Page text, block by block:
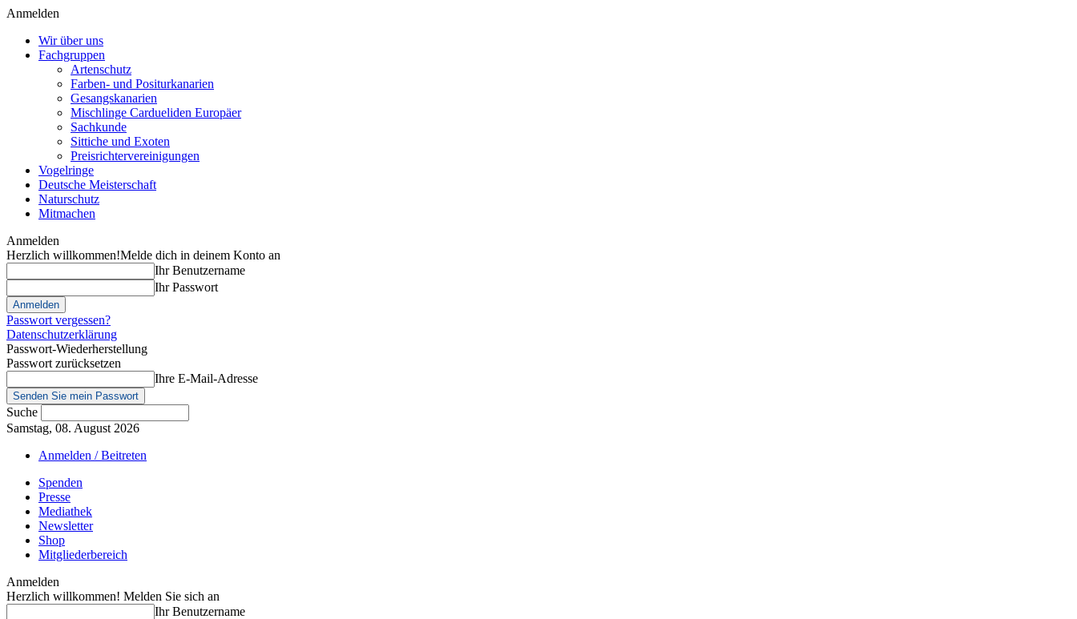
Anmelden
Wir über uns
Fachgruppen
Artenschutz
Farben- und Positurkanarien
Gesangskanarien
Mischlinge Cardueliden Europäer
Sachkunde
Sittiche und Exoten
Preisrichtervereinigungen
Vogelringe
Deutsche Meisterschaft
Naturschutz
Mitmachen
Anmelden
Herzlich willkommen!Melde dich in deinem Konto an
Ihr Benutzername
Ihr Passwort
Passwort vergessen?
Datenschutzerklärung
Passwort-Wiederherstellung
Passwort zurücksetzen
Ihre E-Mail-Adresse
Suche
Samstag, 08. August 2026
Anmelden / Beitreten
Spenden
Presse
Mediathek
Newsletter
Shop
Mitgliederbereich
Anmelden
Herzlich willkommen! Melden Sie sich an
Ihr Benutzername